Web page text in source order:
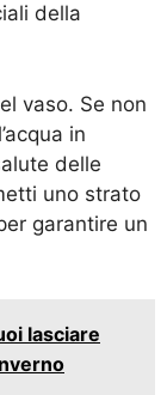
della
vaso. Se non
in
delle
uno strato
garantire un
lasciare